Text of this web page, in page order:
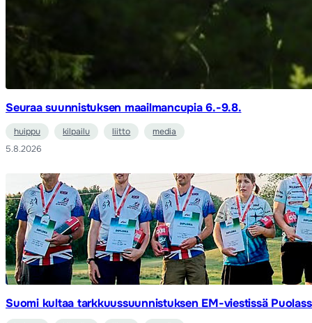
Seuraa suunnistuksen maailmancupia 6.-9.8.
huippu kilpailu liitto
media
5.8.2026
Suomi kultaa tarkkuussuunnistuksen EM-viestissä